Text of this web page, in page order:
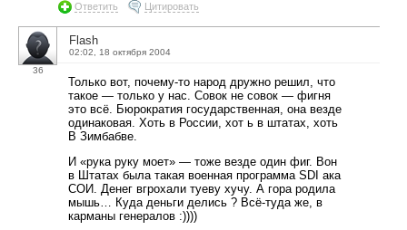
Ответить Цитировать
36
Flash
02:02, 18 октября 2004
Только вот, почему-то народ дружно решил, что
такое — только у нас. Совок не совок — фигня
это всё. Бюрократия государственная, она везде
одинаковая. Хоть в России, хот ь в штатах, хоть
В Зимбабве.
И «рука руку моет» — тоже везде один фиг. Вон
в Штатах была такая военная программа SDI ака
СОИ. Денег вгрохали туеву хучу. А гора родила
мышь… Куда деньги делись ? Всё-туда же, в
карманы генералов :))))